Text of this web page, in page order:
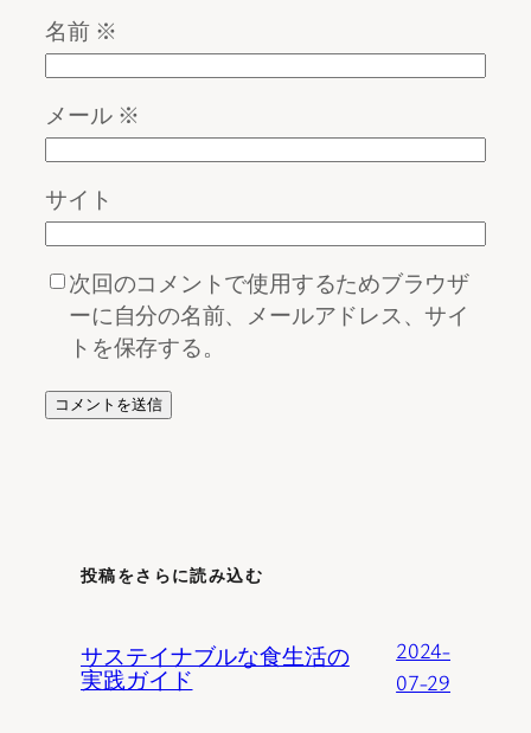
名前 ※
メール ※
サイト
次回のコメントで使用するためブラウザ
ーに自分の名前、メールアドレス、サイ
トを保存する。
投稿をさらに読み込む
サステイナブルな食生活の
実践ガイド
2024-
07-29